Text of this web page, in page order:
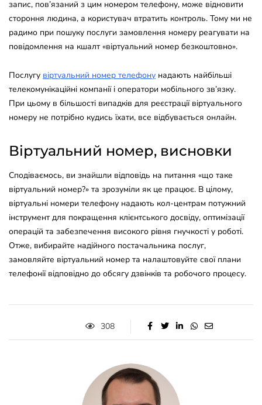
запис, пов’язаний з цим номером телефону, може відновити
стороння людина, а користувач втратить контроль. Тому ми не
радимо при пошуку послуги замовлення номеру реагувати на
повідомлення на кшалт «віртуальний номер безкоштовно».
Послугу віртуальний номер телефону надають найбільші
телекомунікаційні компанії і оператори мобільного зв’язку.
При цьому в більшості випадків для реєстрації віртуального
номеру не потрібно кудись їхати, все відбувається онлайн.
Віртуальний номер, висновки
Сподіваємось, ви знайшли відповідь на питання «що таке
віртуальний номер?» та зрозуміли як це працює. В цілому,
віртуальні номери телефону надають кол-центрам потужний
інструмент для покращення клієнтського досвіду, оптимізації
операцій та забезпечення високого рівня гнучкості у роботі.
Отже, вибирайте надійного постачальника послуг,
замовляйте віртуальний номер та налаштовуйте свої плани
телефонії відповідно до обсягу дзвінків та робочого процесу.
308